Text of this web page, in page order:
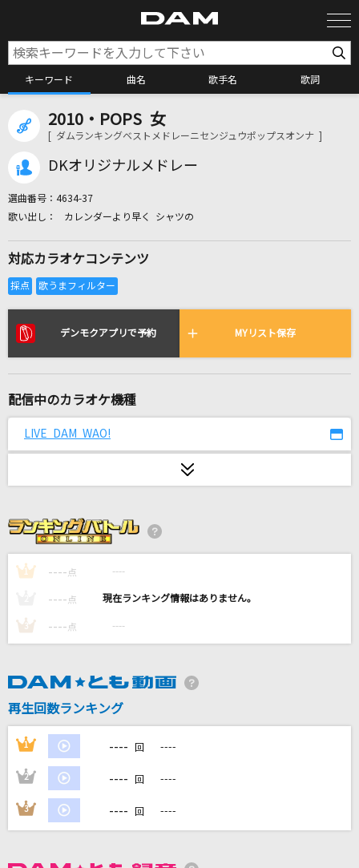
キーワード 曲名 歌手名 歌詞
カラオケ検索
リアルタイムで歌われている曲の一覧
Kiss and Cry
[生音]#情とは
青空のナミダ
高橋瞳
CHiCO with HoneyWorks
M!LK
[生音]Laughter
Official髭男dism
[生音]高嶺の花子さん
back number
2010・POPS 女
[ ダムランキングベストメドレーニセンジュウポップスオンナ ]
DKオリジナルメドレー
選曲番号： 4634-37
カレンダーより早く シャツの
対応カラオケコンテンツ
デンモクアプリで予約 MYリスト保存
配信中のカラオケ機種
LIVE DAM WAO!
1 ---- 点 ----
---- 点 ----
3 ---- 点 ----
再生回数ランキング
1 ---- 回 ----
2 ---- 回 ----
3 ---- 回 ----